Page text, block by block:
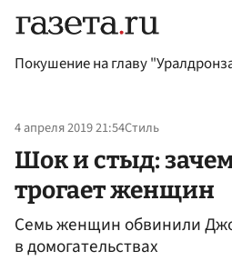
Покушение на главу
4 апреля 2019 21:54Стиль
Шок и стыд:
трогает женщин
Семь женщин обвинили
в домогательствах